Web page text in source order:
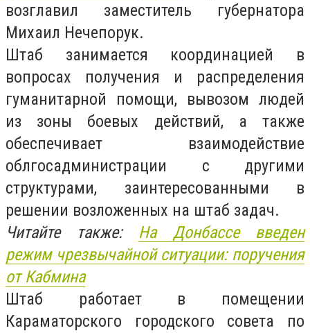
возглавил заместитель губернатора
Михаил Нечепорук.
Штаб занимается координацией в
вопросах получения и распределения
гуманитарной помощи, вывозом людей
из зоны боевых действий, а также
обеспечивает взаимодействие
облгосадминистрации с другими
структурами, заинтересованными в
решении возложенных на штаб задач.
Читайте также: На Донбассе введен
режим чрезвычайной ситуации: поручения
от Кабмина
Штаб работает в помещении
Караматорского городского совета по